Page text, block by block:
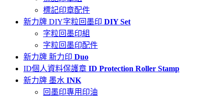
標記印章配件
新力牌 DIY字粒回墨印 DIY Set
字粒回墨印組
字粒回墨印配件
新力牌 新力印 Duo
ID個人資料保護章 ID Protection Roller Stamp
新力牌 墨水 INK
回墨印專用印油